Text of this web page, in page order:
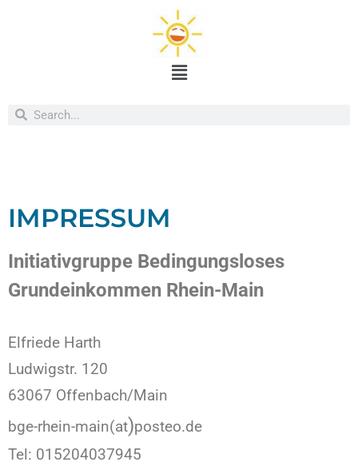
IMPRESSUM
Initiativgruppe Bedingungsloses
Grundeinkommen Rhein-Main
Elfriede Harth
Ludwigstr. 120
63067 Offenbach/Main
bge-rhein-main(at)posteo.de
Tel: 015204037945